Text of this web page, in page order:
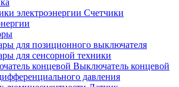
Счетчики
для позиционного выключателя
для сенсорной техники
Выключатель концевой
давления